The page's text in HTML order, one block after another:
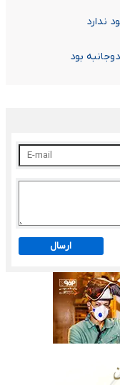
ندارد
بود
ارسال